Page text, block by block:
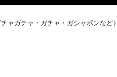
ャガチャ・ガチャ・ガシャポンなど）